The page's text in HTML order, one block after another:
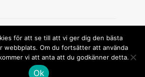
för att se till att vi ger dig den bästa
webbplats. Om du fortsätter att använda
vi att anta att du godkänner detta.
Ok